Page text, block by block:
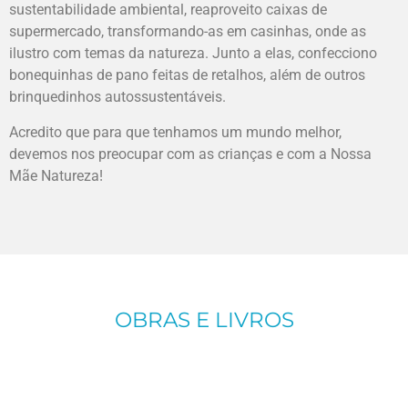
sustentabilidade ambiental, reaproveito caixas de
supermercado, transformando-as em casinhas, onde as
ilustro com temas da natureza. Junto a elas, confecciono
bonequinhas de pano feitas de retalhos, além de outros
brinquedinhos autossustentáveis.
Acredito que para que tenhamos um mundo melhor,
devemos nos preocupar com as crianças e com a Nossa
Mãe Natureza!
OBRAS E LIVROS